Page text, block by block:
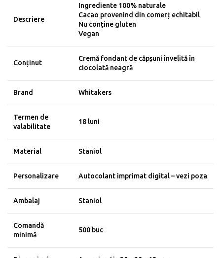
Descriere
Ingrediente 100% naturale
Cacao provenind din comerț echitabil
Nu conține gluten
Vegan
Conținut
Cremă fondant de căpșuni învelită în
ciocolată neagră
Brand Whitakers
Termen de
valabilitate
18 luni
Material Staniol
Personalizare Autocolant imprimat digital – vezi poza
Ambalaj Staniol
Comandă
minimă
500 buc